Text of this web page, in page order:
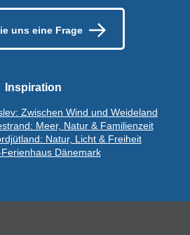
uns eine Frage
Inspiration
Zwischen Wind und Weideland
Meer, Natur & Familienzeit
Natur, Licht & Freiheit
Dänemark